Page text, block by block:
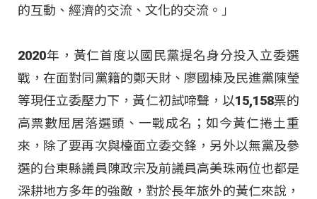
的互動、經濟的交流、文化的交流。」
2020年，黃仁首度以國民黨提名身分投入立委選
戰，在面對同黨籍的鄭天財、廖國棟及民進黨陳瑩
等現任立委壓力下，黃仁初試啼聲，以15,158票的
高票數屈居落選頭、一戰成名；如今黃仁捲土重
來，除了要再次與檯面立委交鋒，另外以無黨及參
選的台東縣議員陳政宗及前議員高美珠兩位也都是
深耕地方多年的強敵，對於長年旅外的黃仁來說，